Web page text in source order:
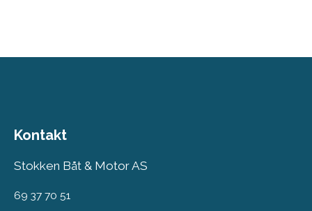
Kontakt
Stokken Båt & Motor AS
69 37 70 51